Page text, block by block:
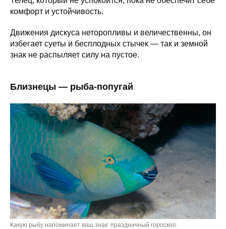
комфорт и устойчивость.
Движения дискуса неторопливы и величественны, он
избегает суеты и бесплодных стычек — так и земной
знак не распыляет силу на пустое.
Близнецы — рыба-попугай
Какую рыбу напоминает ваш знак: праздничный гороскоп.